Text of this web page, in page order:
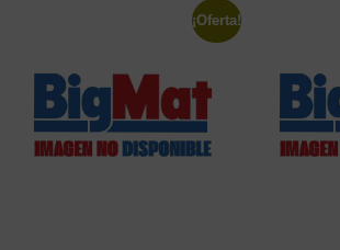
¡Oferta!